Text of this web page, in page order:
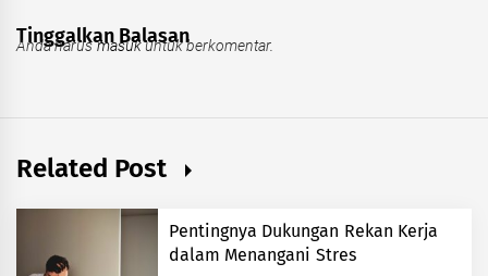
Tinggalkan Balasan
Anda harusmasukuntuk berkomentar.
Related Post
Pentingnya Dukungan Rekan Kerja
dalam Menangani Stres